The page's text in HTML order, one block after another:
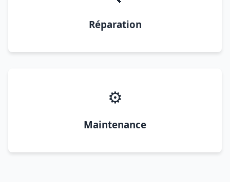
Réparation
⚙️
Maintenance